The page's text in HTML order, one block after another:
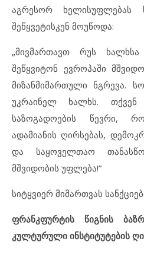
აგრესორ ხელისუფლებას
შეწყვეტისკენ მოუწოდა:
„მივმართავთ რუს
შეწყვიტონ ევროპაში
მიზანმიმართული ნგრევა.
უკრაინელ ხალხს.
საზოგადოების წევრი,
ადამიანის ღირსებას,
და საყოველთაო
მშვიდობის უფლება!”
სიტყვიერ მიმართვას
ფრანკფურტის წიგნის
კულტურული ინსტიტუტების